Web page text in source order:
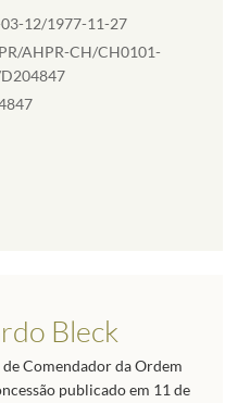
12/1977-11-27
AHPR-CH/CH0101-
Bleck
Comendador da Ordem
publicado em 11 de